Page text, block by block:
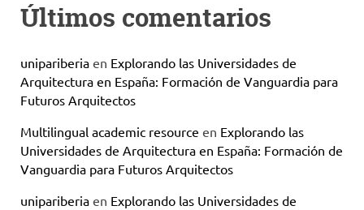
Últimos comentarios
unipariberia en Explorando las Universidades de
Arquitectura en España: Formación de Vanguardia para
Futuros Arquitectos
Multilingual academic resource en Explorando las
Universidades de Arquitectura en España: Formación de
Vanguardia para Futuros Arquitectos
unipariberia en Explorando las Universidades de